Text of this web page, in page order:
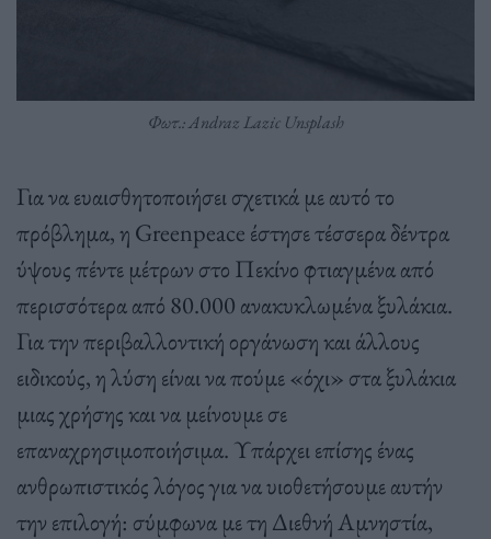
Φωτ.: Andraz Lazic Unsplash
Για να ευαισθητοποιήσει σχετικά με αυτό το
πρόβλημα, η Greenpeace έστησε τέσσερα δέντρα
ύψους πέντε μέτρων στο Πεκίνο φτιαγμένα από
περισσότερα από 80.000 ανακυκλωμένα ξυλάκια.
Για την περιβαλλοντική οργάνωση και άλλους
ειδικούς, η λύση είναι να πούμε «όχι» στα ξυλάκια
μιας χρήσης και να μείνουμε σε
επαναχρησιμοποιήσιμα. Υπάρχει επίσης ένας
ανθρωπιστικός λόγος για να υιοθετήσουμε αυτήν
την επιλογή: σύμφωνα με τη Διεθνή Αμνηστία,